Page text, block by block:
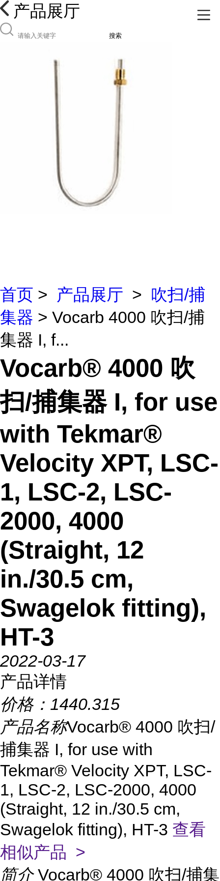
产品展厅
搜索
首页 > 产品展厅 > 吹扫/捕
集器 > Vocarb 4000 吹扫/捕
集器 I, f...
Vocarb® 4000 吹
扫/捕集器 I, for use
with Tekmar®
Velocity XPT, LSC-
1, LSC-2, LSC-
2000, 4000
(Straight, 12
in./30.5 cm,
Swagelok fitting),
HT-3
2022-03-17
产品详情
价格： 1440.315
产品名称Vocarb® 4000 吹扫/
捕集器 I, for use with
Tekmar® Velocity XPT, LSC-
1, LSC-2, LSC-2000, 4000
(Straight, 12 in./30.5 cm,
Swagelok fitting), HT-3 查看
相似产品 >
简介 Vocarb® 4000 吹扫/捕集